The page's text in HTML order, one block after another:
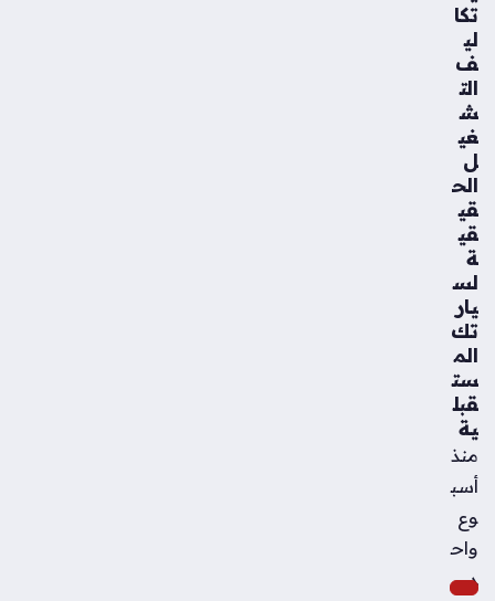
تكا
لي
ف
الت
ش
غي
ل
الح
قي
قي
ة
لس
يار
تك
الم
ست
قبل
ية
منذ
أسب
وع
واح
د